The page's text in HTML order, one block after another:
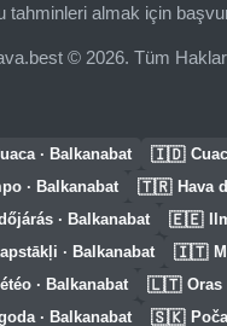
tahminleri almak için
© 2026. Tüm
· Balkanabat 🇮🇩
· Balkanabat 🇹🇷 Hava
· Balkanabat 🇪🇪
· Balkanabat 🇮🇹
· Balkanabat 🇱🇹 Oras
· Balkanabat 🇸🇰